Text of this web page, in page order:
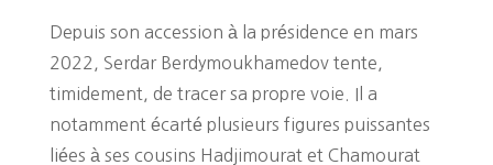
Depuis son accession à la présidence en mars
2022, Serdar Berdymoukhamedov tente,
timidement, de tracer sa propre voie. Il a
notamment écarté plusieurs figures puissantes
liées à ses cousins Hadjimourat et Chamourat